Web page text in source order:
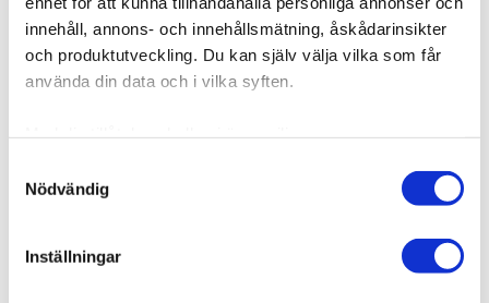
innehåll, annons- och innehållsmätning, åskådarinsikter
och produktutveckling. Du kan själv välja vilka som får
använda din data och i vilka syften.
kan ha en noggrannhet på upp till flera meter
Ta reda på mer om hur dina personliga uppgifter
Nödvändig
Inställningar
tuuheammat hiukset! M...